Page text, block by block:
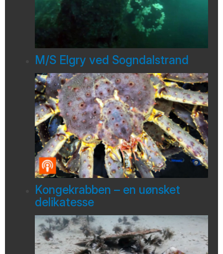
M/S Elgry ved Sogndalstrand
Kongekrabben – en uønsket
delikatesse